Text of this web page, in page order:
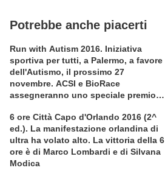
Potrebbe anche piacerti
Run with Autism 2016. Iniziativa
sportiva per tutti, a Palermo, a favore
dell'Autismo, il prossimo 27
novembre. ACSI e BioRace
assegneranno uno speciale premio
6 ore Città Capo d'Orlando 2016 (2^
ed.). La manifestazione orlandina di
ultra ha volato alto. La vittoria della 6
ore è di Marco Lombardi e di Silvana
Modica